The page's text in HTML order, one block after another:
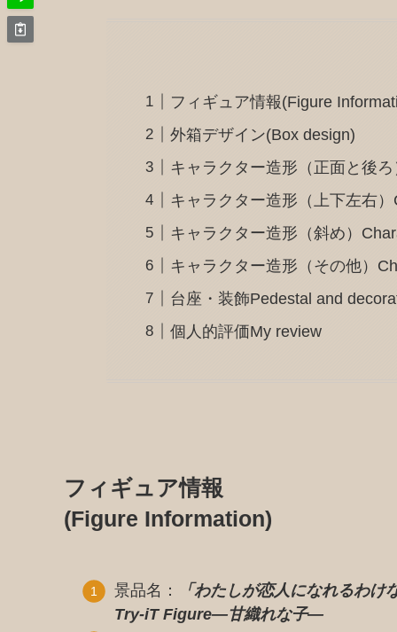
フィギュア情報(Figure
外箱デザイン(Box design)
キャラクター造形（正面と後
キャラクター造形（上下左右
キャラクター造形（斜め）
キャラクター造形（その他）
台座・装飾Pedestal and
個人的評価My review
フィギュア情報
(Figure Information)
景品名：
「わたしが恋人になれるわ
Try-iT Figure―甘織れな子―